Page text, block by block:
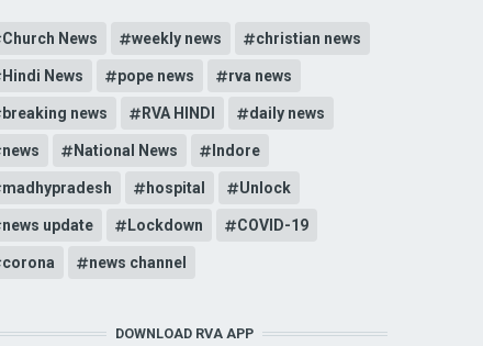
Church News weekly news christian news
Hindi News pope news rva news
breaking news RVA HINDI daily news
news National News Indore
madhypradesh hospital Unlock
news update Lockdown COVID-19
corona news channel
DOWNLOAD RVA APP